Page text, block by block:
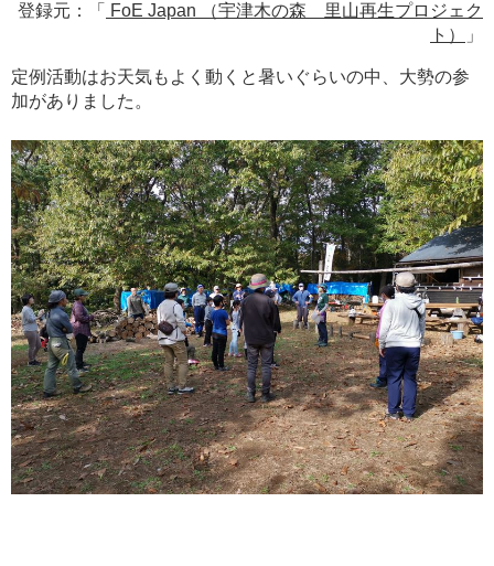
登録元：「
FoE Japan （宇津木の森 里山再生プロジェク
ト）
」
定例活動はお天気もよく動くと暑いぐらいの中、大勢の参
加がありました。